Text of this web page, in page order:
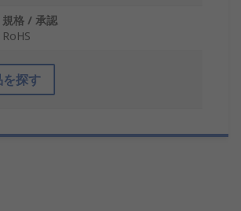
規格 / 承認
RoHS
探す